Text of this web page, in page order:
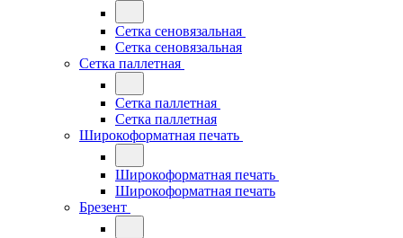
Сетка сеновязальная
Сетка сеновязальная
Сетка паллетная
Сетка паллетная
Сетка паллетная
Широкоформатная печать
Широкоформатная печать
Широкоформатная печать
Брезент